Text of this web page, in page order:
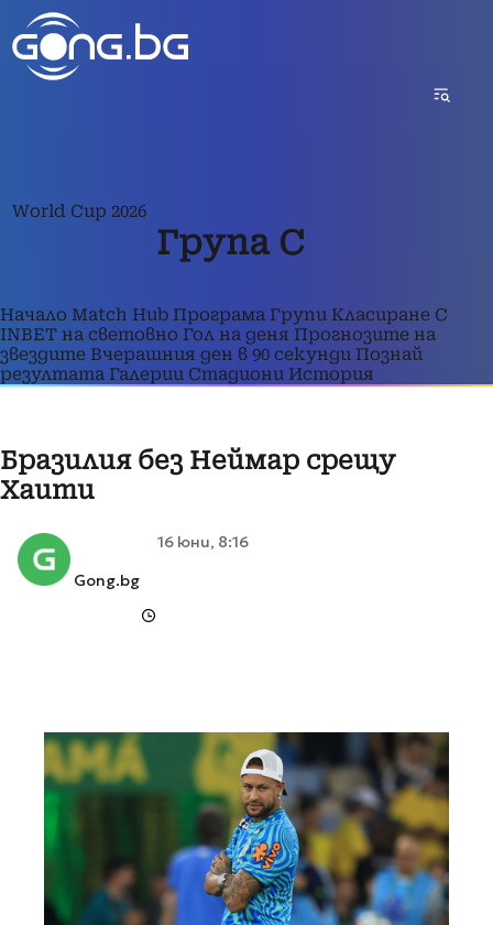
World Cup 2026
Група C
Начало Match Hub Програма Групи Класиране С
INBET на световно Гол на деня Прогнозите на
звездите Вчерашния ден в 90 секунди Познай
резултата Галерии Стадиони История
Бразилия без Неймар срещу
Хаити
Gong.bg
16 юни, 8:16